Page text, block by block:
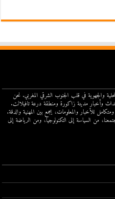
والجهوية في قلب الجنوب الشرقي المغربي. نحن
وأخبار مدينة زاكورة ومنطقة درعة تافيلالت.
للأخبار والمعلومات، يجمع بين المهنية والدقة.
من السياسة إلى التكنولوجيا، ومن الرياضة إلى